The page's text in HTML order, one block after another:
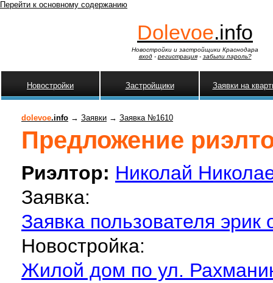
Перейти к основному содержанию
Dolevoe.info
Новостройки и застройщики Краснодара
вход- регистрация- забыли пароль?
Новостройки Застройщики Заявки на
dolevoe.info → Заявки → Заявка №1610
Предложение
Риэлтор: Николай
Заявка:
Заявка пользователя эрик
Новостройка:
Жилой дом по ул.